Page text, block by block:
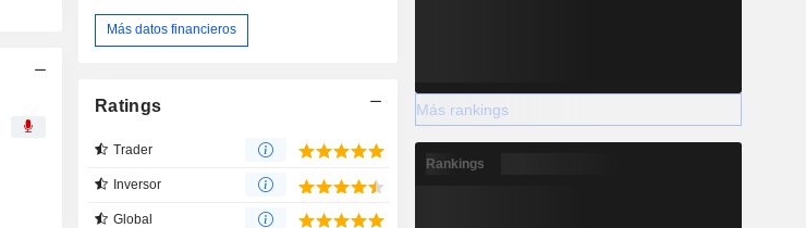
Más datos financieros
Ratings
Trader
Inversor
Global
Más rankings
Rankings